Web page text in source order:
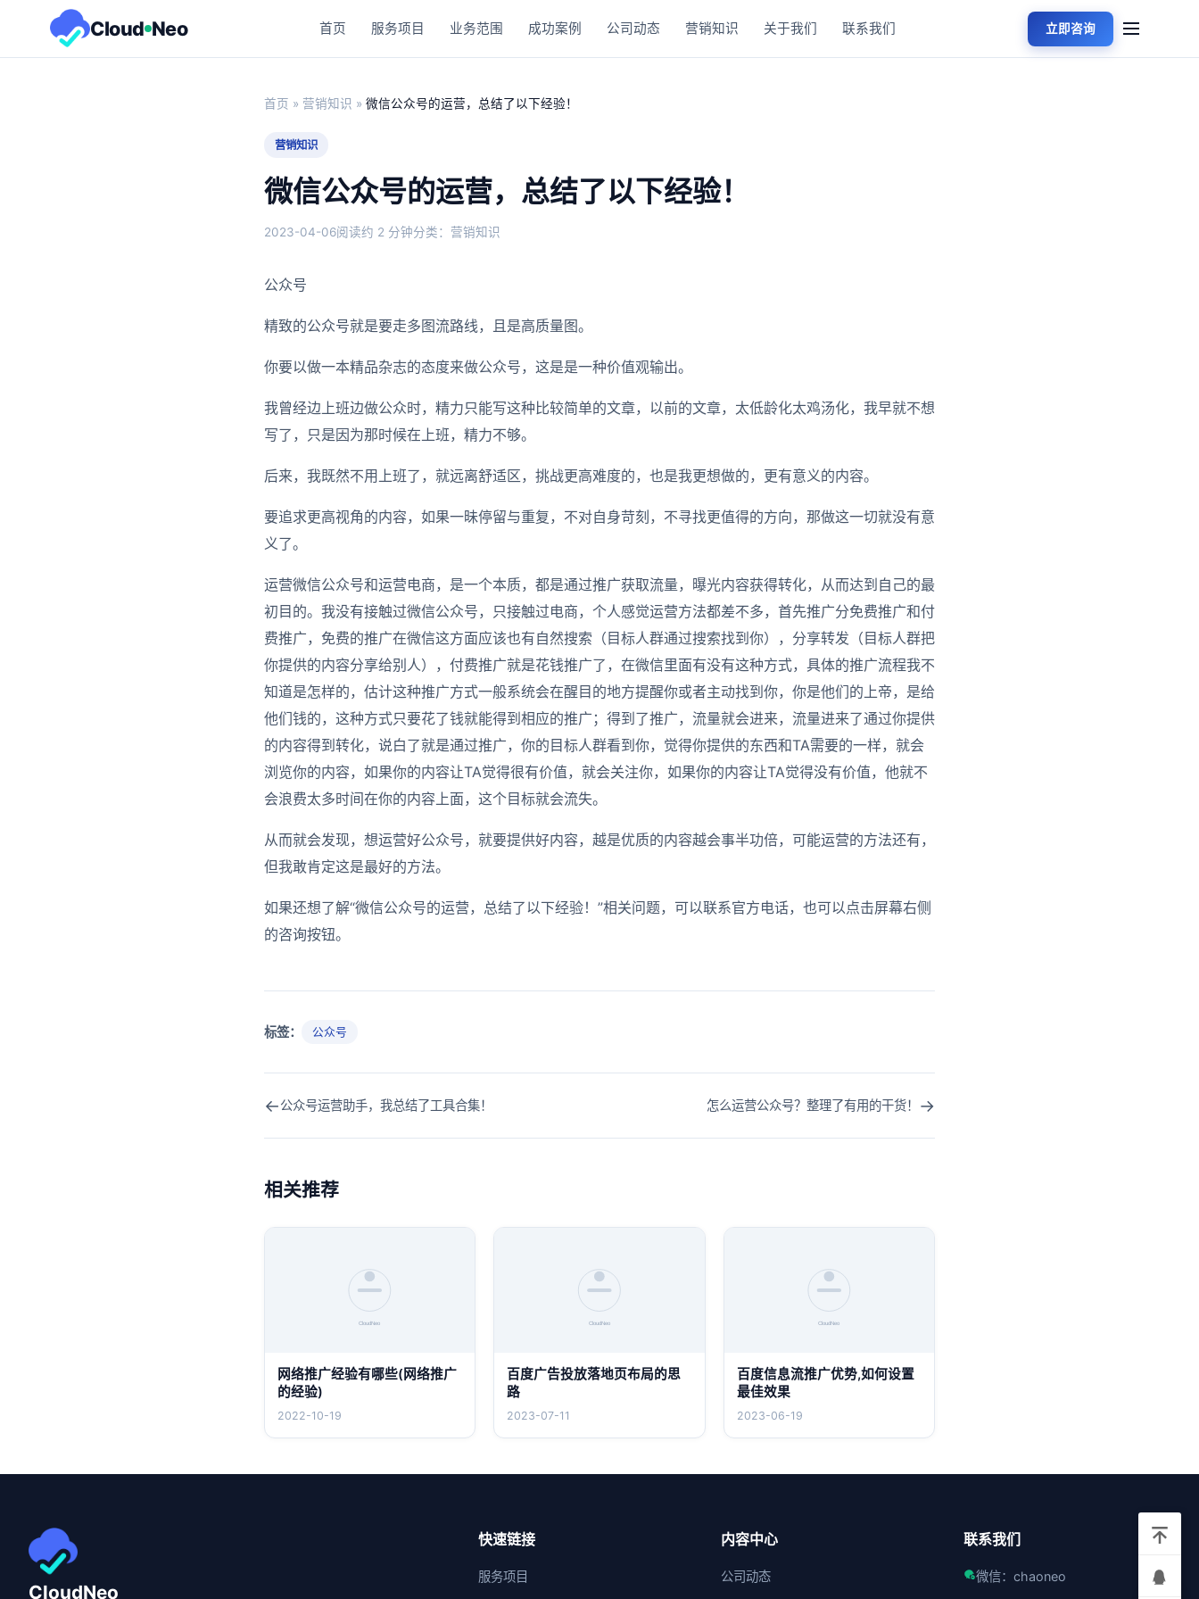
Cloud Neo 首页 服务项目 业务范围 成功案例 公司动态 营销知识 关于我们 联系我们 立即咨询
首页 » 营销知识 » 微信公众号的运营，总结了以下经验！
营销知识
微信公众号的运营，总结了以下经验！
2023-04-06阅读约 2 分钟分类：营销知识
公众号
精致的公众号就是要走多图流路线，且是高质量图。
你要以做一本精品杂志的态度来做公众号，这是是一种价值观输出。
我曾经边上班边做公众时，精力只能写这种比较简单的文章，以前的文章，太低龄化太鸡汤化，我早就不想
写了，只是因为那时候在上班，精力不够。
后来，我既然不用上班了，就远离舒适区，挑战更高难度的，也是我更想做的，更有意义的内容。
要追求更高视角的内容，如果一昧停留与重复，不对自身苛刻，不寻找更值得的方向，那做这一切就没有意
义了。
运营微信公众号和运营电商，是一个本质，都是通过推广获取流量，曝光内容获得转化，从而达到自己的最
初目的。我没有接触过微信公众号，只接触过电商，个人感觉运营方法都差不多，首先推广分免费推广和付
费推广，免费的推广在微信这方面应该也有自然搜索（目标人群通过搜索找到你），分享转发（目标人群把
你提供的内容分享给别人），付费推广就是花钱推广了，在微信里面有没有这种方式，具体的推广流程我不
知道是怎样的，估计这种推广方式一般系统会在醒目的地方提醒你或者主动找到你，你是他们的上帝，是给
他们钱的，这种方式只要花了钱就能得到相应的推广；得到了推广，流量就会进来，流量进来了通过你提供
的内容得到转化，说白了就是通过推广，你的目标人群看到你，觉得你提供的东西和TA需要的一样，就会
浏览你的内容，如果你的内容让TA觉得很有价值，就会关注你，如果你的内容让TA觉得没有价值，他就不
会浪费太多时间在你的内容上面，这个目标就会流失。
从而就会发现，想运营好公众号，就要提供好内容，越是优质的内容越会事半功倍，可能运营的方法还有，
但我敢肯定这是最好的方法。
如果还想了解“微信公众号的运营，总结了以下经验！”相关问题，可以联系官方电话，也可以点击屏幕右侧
的咨询按钮。
标签： 公众号
←公众号运营助手，我总结了工具合集！ 怎么运营公众号？整理了有用的干货！ →
相关推荐
网络推广经验有哪些(网络推广
的经验)
2022-10-19
百度广告投放落地页布局的思
路
2023-07-11
百度信息流推广优势,如何设置
最佳效果
2023-06-19
CloudNeo
快速链接
服务项目
内容中心
公司动态
联系我们
微信：chaoneo